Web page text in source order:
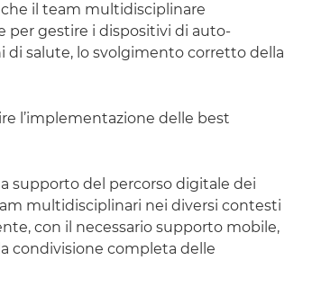
il team multidisciplinare
per gestire i dispositivi di auto-
di salute, lo svolgimento corretto della
l’implementazione delle best
supporto del percorso digitale dei
multidisciplinari nei diversi contesti
con il necessario supporto mobile,
condivisione completa delle